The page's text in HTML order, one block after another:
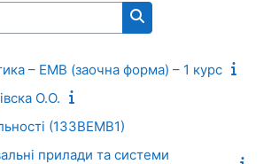
Пошук курсів
– ЕМВ (заочна форма) – 1 курс
О.О.
(13ЗВЕМВ1)
прилади та системи